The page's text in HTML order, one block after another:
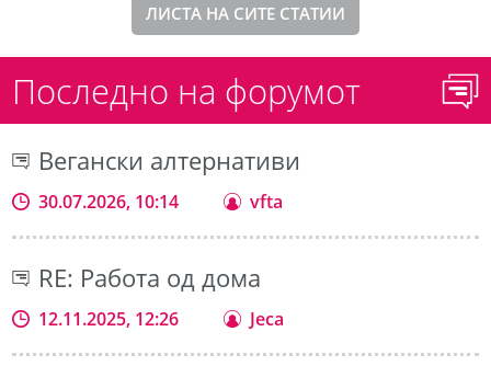
ЛИСТА НА СИТЕ СТАТИИ
Последно на форумот
Вегански алтернативи
30.07.2026, 10:14 vfta
RE: Работа од дома
12.11.2025, 12:26 Jeca